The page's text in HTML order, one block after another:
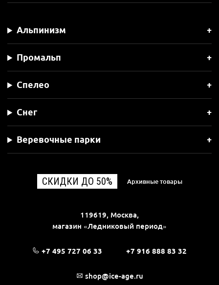
Альпинизм
Промальп
Спелео
Снег
Веревочные парки
СКИДКИ ДО 50% Архивные товары
119619, Москва,
магазин «Ледниковый период»
+7 495 727 06 33 +7 916 888 83 32
shop@ice-age.ru